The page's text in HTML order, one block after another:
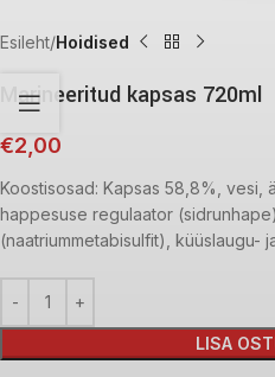
Esileht Hoidised
Marineeritud kapsas 720ml
€2,00
Koostisosad: Kapsas 58,8%, vesi,
happesuse regulaator
(naatriummetabisulfit), küüslaugu-
LISA